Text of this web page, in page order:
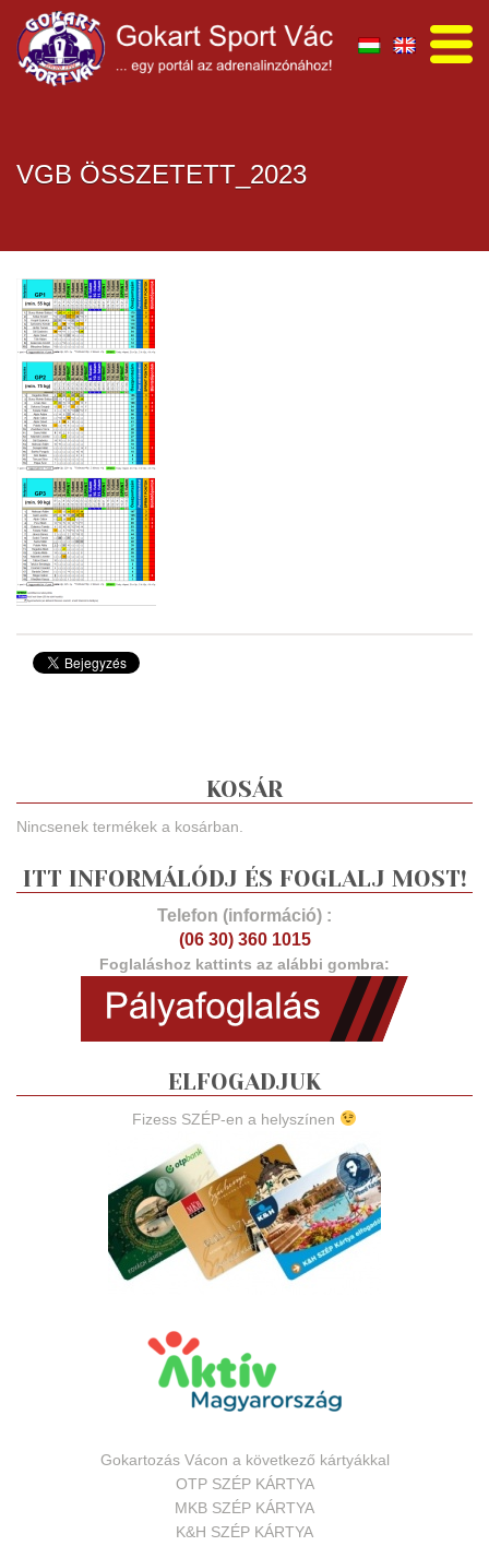
VGB ÖSSZETETT_2023
KOSÁR
Nincsenek termékek a kosárban.
ITT INFORMÁLÓDJ ÉS FOGLALJ MOST!
Telefon (információ) :
(06 30) 360 1015
Foglaláshoz kattints az alábbi gombra:
ELFOGADJUK
Fizess SZÉP-en a helyszínen
Gokartozás Vácon a következő kártyákkal
OTP SZÉP KÁRTYA
MKB SZÉP KÁRTYA
K&H SZÉP KÁRTYA